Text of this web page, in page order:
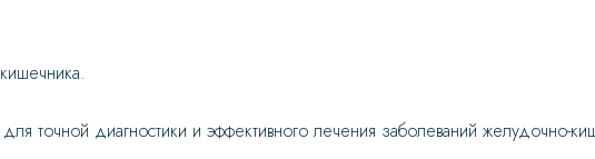
точной диагностики и эффективного лечения заболеваний желудочно-